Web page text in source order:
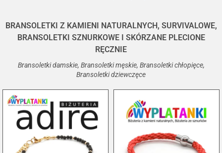
BRANSOLETKI Z KAMIENI NATURALNYCH, SURVIVALOWE,
BRANSOLETKI SZNURKOWE I SKÓRZANE PLECIONE
RĘCZNIE
Bransoletki damskie, Bransoletki męskie, Bransoletki chłopięce,
Bransoletki dziewczęce